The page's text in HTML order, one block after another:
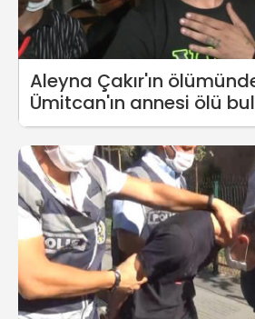
Aleyna Çakır'ın
Ümitcan'ın annesi ölü